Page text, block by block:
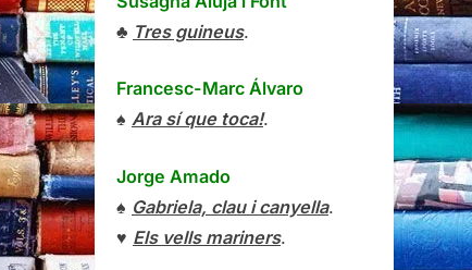
♣ Tres guineus.
Francesc-Marc Álvaro
♠ Ara sí que toca!.
Jorge Amado
♠ Gabriela, clau i canyella.
♥ Els vells mariners.